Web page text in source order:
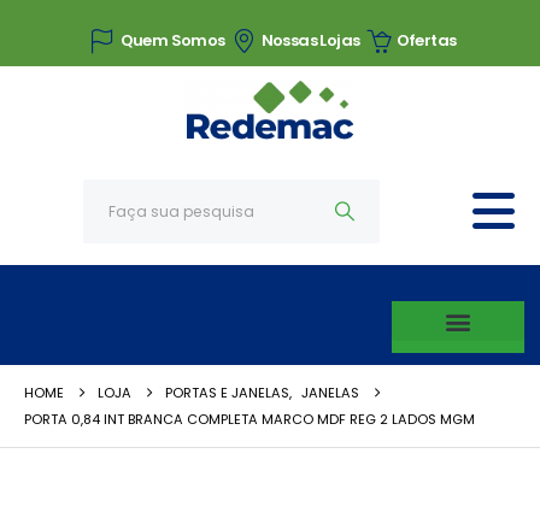
Quem Somos Nossas Lojas Ofertas
HOME LOJA PORTAS E JANELAS, JANELAS
PORTA 0,84 INT BRANCA COMPLETA MARCO MDF REG 2 LADOS MGM